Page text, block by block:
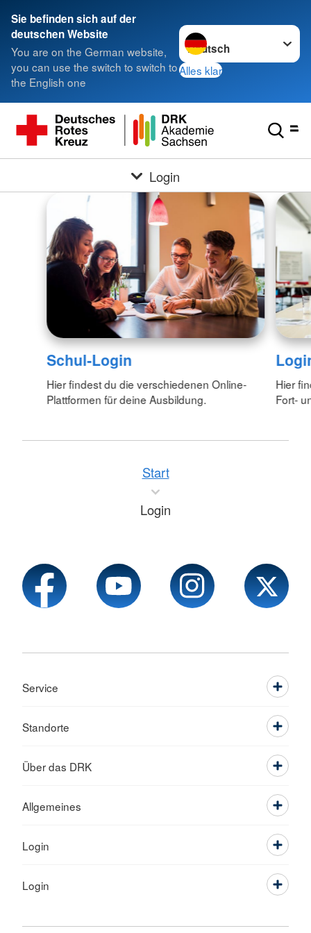
Sie befinden sich auf der
deutschen Website
You are on the German website,
you can use the switch to switch to
the English one
Sprache wechseln zu
Alles klar
Login
Schul-Login
Hier findest du die verschiedenen Online-
Plattformen für deine Ausbildung.
Hier
Fort-
Start
Login
Service
Standorte
Über das DRK
Allgemeines
Login
Login